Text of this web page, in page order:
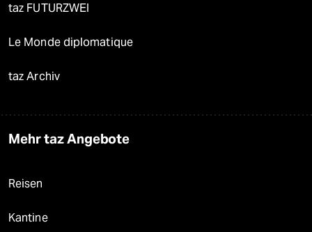
taz FUTURZWEI
Le Monde diplomatique
taz Archiv
Mehr taz Angebote
Reisen
Kantine